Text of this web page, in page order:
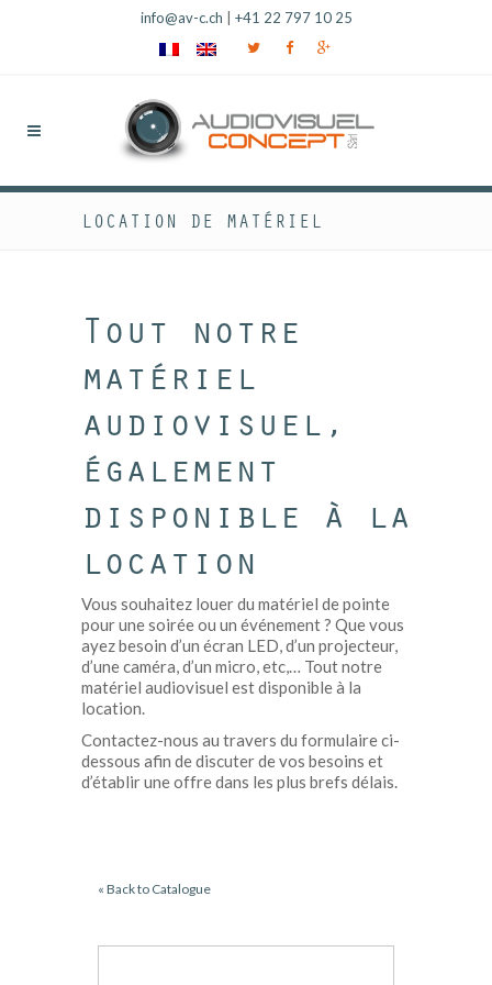
info@av-c.ch +41 22 797 10 25
LOCATION DE MATÉRIEL
Tout notre
matériel
audiovisuel,
également
disponible à la
location
Vous souhaitez louer du matériel de pointe
pour une soirée ou un événement ? Que vous
ayez besoin d’un écran LED, d’un projecteur,
d’une caméra, d’un micro, etc,… Tout notre
matériel audiovisuel est disponible à la
location.
Contactez-nous au travers du formulaire ci-
dessous afin de discuter de vos besoins et
d’établir une offre dans les plus brefs délais.
« Back to Catalogue